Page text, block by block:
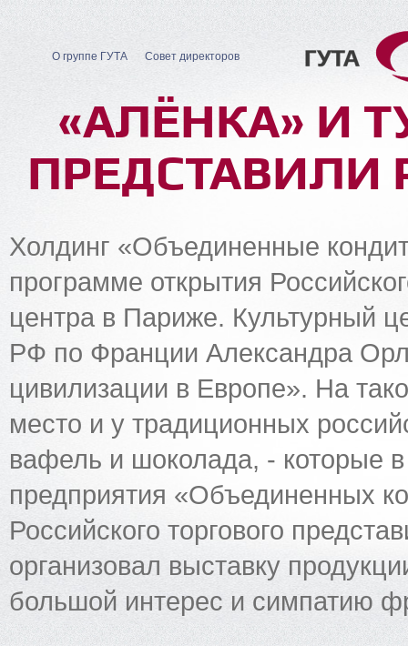
О группе ГУТА Совет директоров
«АЛЁНКА» И
Холдинг «Объединенные
программе открытия
центра в Париже. Культурный
РФ по Франции Александра
цивилизации в Европе». На
место и у традиционных
вафель и шоколада, - которые
предприятия «Объединенных
Российского торгового
организовал выставку
большой интерес и симпатию